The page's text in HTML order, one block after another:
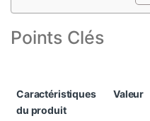
Points Clés
Caractéristiques
du produit
Valeur